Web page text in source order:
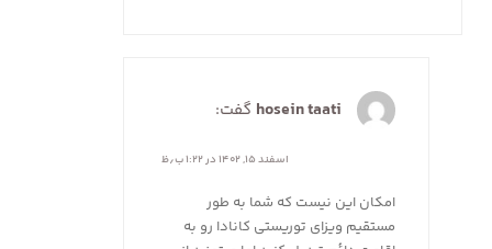
hosein taati گفت:
اسفند ۱۵, ۱۴۰۲ در ۱:۲۲ ب٫ظ
امکان این نیست که شما به طور
مستقیم ویزای توریستی کانادا رو به